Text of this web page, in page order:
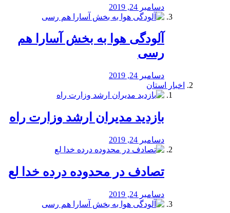
دسامبر 24, 2019
آلودگی هوا به بخش آسارا هم
رسی
دسامبر 24, 2019
اخبار استان
بازدید مدیران ارشد وزارت راه
دسامبر 24, 2019
تصادف در محدوده درده خدا لع
دسامبر 24, 2019